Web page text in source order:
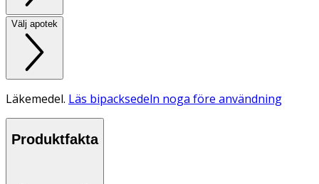
Välj apotek
Läkemedel. Läs bipacksedeln noga före användning
Produktfakta